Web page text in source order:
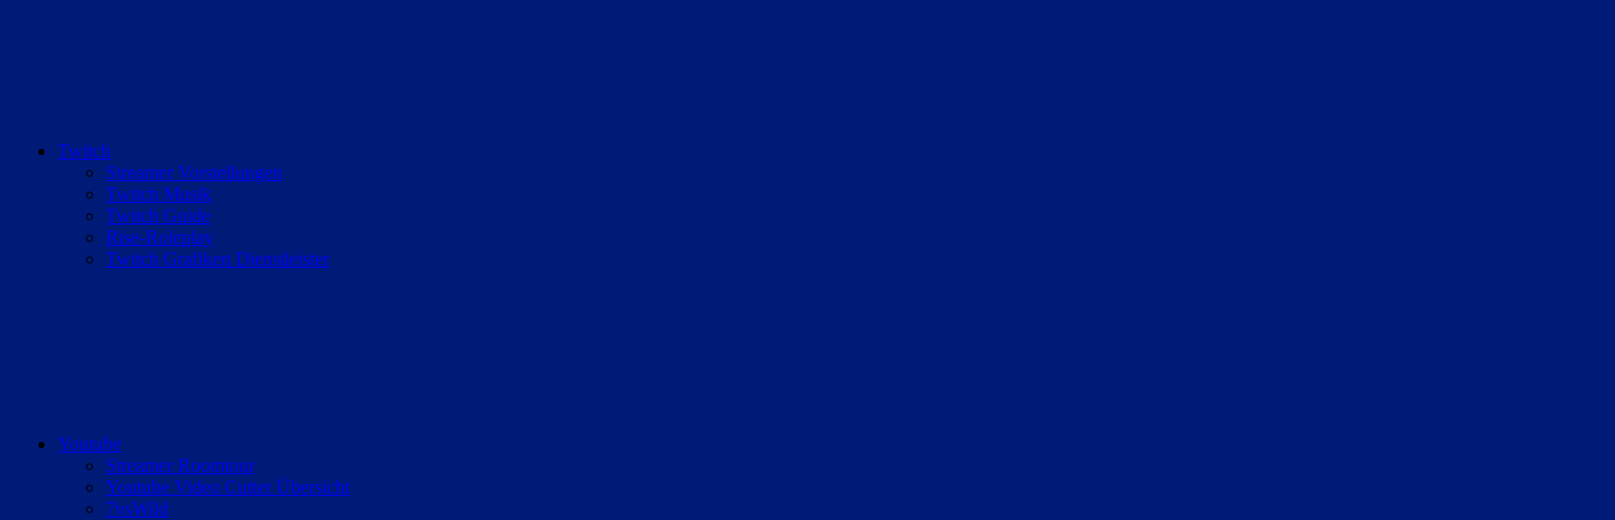
Twitch
Streamer Vorstellungen
Twitch Musik
Twitch Guide
Rise-Roleplay
Twitch Grafiken Dienstleister
Youtube
Streamer Roomtour
Youtube Video Cutter Übersicht
7vsWild